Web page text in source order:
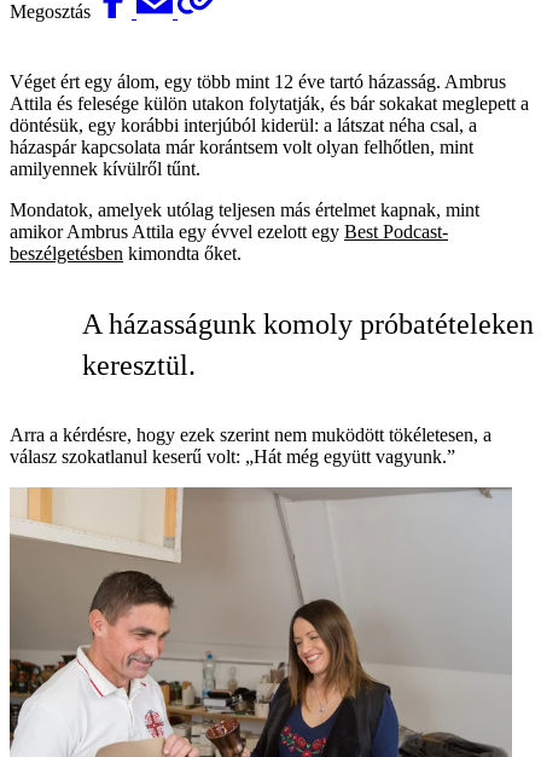
Megosztás
Véget ért egy álom, egy több mint 12 éve tartó házasság. Ambrus
Attila és felesége külön utakon folytatják, és bár sokakat meglepett a
döntésük, egy korábbi interjúból kiderül: a látszat néha csal, a
házaspár kapcsolata már korántsem volt olyan felhőtlen, mint
amilyennek kívülről tűnt.
Mondatok, amelyek utólag teljesen más értelmet kapnak, mint
amikor Ambrus Attila egy évvel ezelott egy Best Podcast-
beszélgetésben kimondta őket.
A házasságunk komoly
keresztül.
Arra a kérdésre, hogy ezek szerint nem muködött tökéletesen, a
válasz szokatlanul keserű volt: „Hát még együtt vagyunk.”